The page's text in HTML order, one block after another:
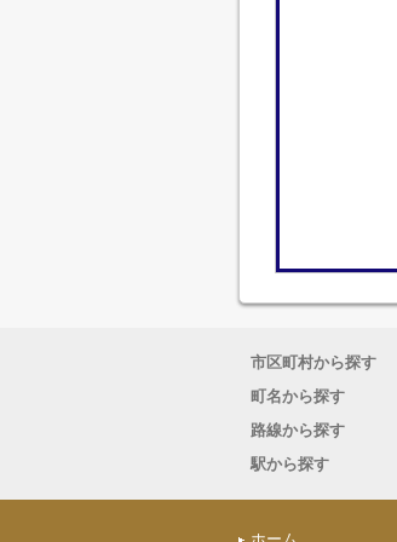
市区町村から探す
町名から探す
路線から探す
駅から探す